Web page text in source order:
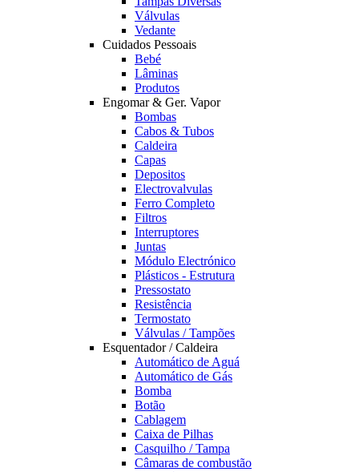
Válvulas
Vedante
Cuidados Pessoais
Bebé
Lâminas
Produtos
Engomar & Ger. Vapor
Bombas
Cabos & Tubos
Caldeira
Capas
Depositos
Electrovalvulas
Ferro Completo
Filtros
Interruptores
Juntas
Módulo Electrónico
Plásticos - Estrutura
Pressostato
Resistência
Termostato
Válvulas / Tampões
Esquentador / Caldeira
Automático de Aguá
Automático de Gás
Bomba
Botão
Cablagem
Caixa de Pilhas
Casquilho / Tampa
Câmaras de combustão